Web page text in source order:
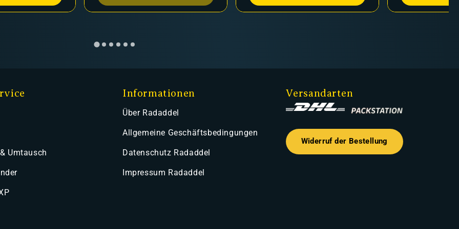
Umtausch
Informationen
Über Radaddel
Allgemeine Geschäftsbedingungen
Datenschutz Radaddel
Impressum Radaddel
Versandarten
Widerruf der Bestellung